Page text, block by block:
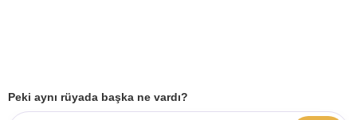
Peki aynı rüyada başka ne vardı?